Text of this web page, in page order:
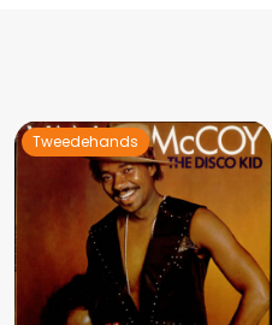
Tweedehands